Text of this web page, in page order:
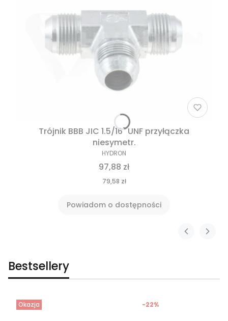
Trójnik BBB JIC 1.5/16" UNF przyłączka
niesymetr.
HYDRON
97,88 zł
79,58 zł
Powiadom o dostępności
Bestsellery
Okazja -22%